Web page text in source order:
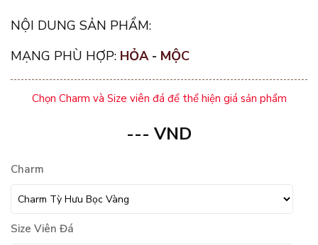
NỘI DUNG SẢN PHẨM:
MẠNG PHÙ HỢP: HỎA - MỘC
Chọn Charm và Size viên đá để thể hiện giá sản phẩm
--- VND
Charm
Size Viên Đá